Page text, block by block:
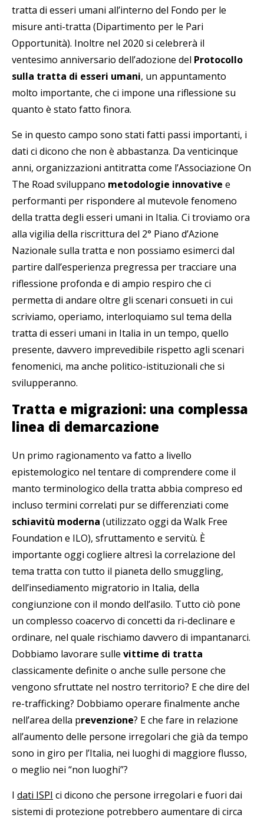
tratta di esseri umani all’interno del Fondo per le
misure anti-tratta (Dipartimento per le Pari
Opportunità). Inoltre nel 2020 si celebrerà il
ventesimo anniversario dell’adozione del Protocollo
sulla tratta di esseri umani, un appuntamento
molto importante, che ci impone una riflessione su
quanto è stato fatto finora.
Se in questo campo sono stati fatti passi importanti, i
dati ci dicono che non è abbastanza. Da venticinque
anni, organizzazioni antitratta come l’Associazione On
The Road sviluppano metodologie innovative e
performanti per rispondere al mutevole fenomeno
della tratta degli esseri umani in Italia. Ci troviamo ora
alla vigilia della riscrittura del 2° Piano d’Azione
Nazionale sulla tratta e non possiamo esimerci dal
partire dall’esperienza pregressa per tracciare una
riflessione profonda e di ampio respiro che ci
permetta di andare oltre gli scenari consueti in cui
scriviamo, operiamo, interloquiamo sul tema della
tratta di esseri umani in Italia in un tempo, quello
presente, davvero imprevedibile rispetto agli scenari
fenomenici, ma anche politico-istituzionali che si
svilupperanno.
Tratta e migrazioni: una complessa
linea di demarcazione
Un primo ragionamento va fatto a livello
epistemologico nel tentare di comprendere come il
manto terminologico della tratta abbia compreso ed
incluso termini correlati pur se differenziati come
schiavitù moderna (utilizzato oggi da Walk Free
Foundation e ILO), sfruttamento e servitù. È
importante oggi cogliere altresì la correlazione del
tema tratta con tutto il pianeta dello smuggling,
dell’insediamento migratorio in Italia, della
congiunzione con il mondo dell’asilo. Tutto ciò pone
un complesso coacervo di concetti da ri-declinare e
ordinare, nel quale rischiamo davvero di impantanarci.
Dobbiamo lavorare sulle vittime di tratta
classicamente definite o anche sulle persone che
vengono sfruttate nel nostro territorio? E che dire del
re-trafficking? Dobbiamo operare finalmente anche
nell’area della prevenzione? E che fare in relazione
all’aumento delle persone irregolari che già da tempo
sono in giro per l’Italia, nei luoghi di maggiore flusso,
o meglio nei “non luoghi”?
I dati ISPI ci dicono che persone irregolari e fuori dai
sistemi di protezione potrebbero aumentare di circa